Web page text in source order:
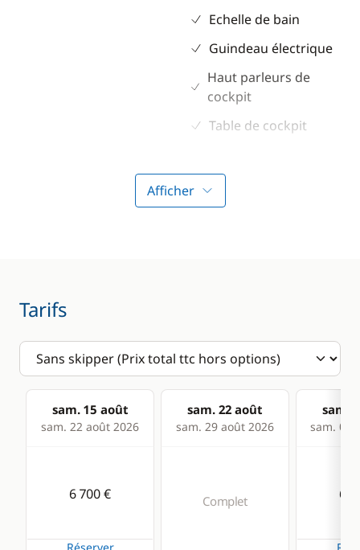
Echelle de bain
Guindeau électrique
Haut parleurs de
cockpit
Table de cockpit
Pilote automatique
VHF
Divers
Cuisinière
Dessalinisateur
Afficher
Tarifs
sam. 15 août
sam. 22 août 2026
sam. 22 août
sam. 29 août 2026
sam.
sam. 05
6 700 € Complet 6